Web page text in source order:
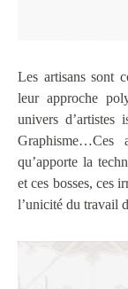
Les artisans sont
leur approche
univers d’artistes
Graphisme…Ces
qu’apporte la
et ces bosses, ces
l’unicité du travail